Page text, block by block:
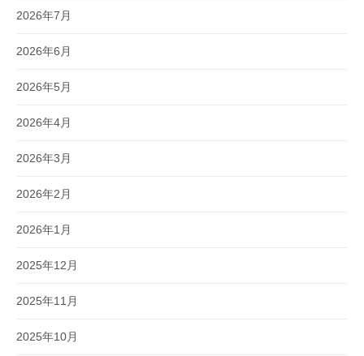
2026年7月
2026年6月
2026年5月
2026年4月
2026年3月
2026年2月
2026年1月
2025年12月
2025年11月
2025年10月